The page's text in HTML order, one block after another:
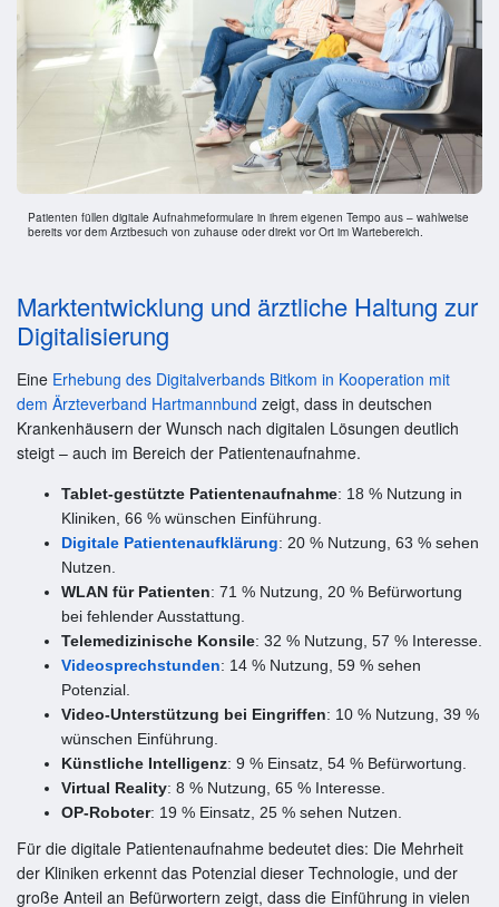
Patienten füllen digitale Aufnahmeformulare in ihrem eigenen Tempo aus – wahlweise
bereits vor dem Arztbesuch von zuhause oder direkt vor Ort im Wartebereich.
Marktentwicklung und ärztliche Haltung zur
Digitalisierung
Eine Erhebung des Digitalverbands Bitkom in Kooperation mit
dem Ärzteverband Hartmannbund zeigt, dass in deutschen
Krankenhäusern der Wunsch nach digitalen Lösungen deutlich
steigt – auch im Bereich der Patientenaufnahme.
Tablet-gestützte Patientenaufnahme: 18 % Nutzung in
Kliniken, 66 % wünschen Einführung.
Digitale Patientenaufklärung: 20 % Nutzung, 63 % sehen
Nutzen.
WLAN für Patienten: 71 % Nutzung, 20 % Befürwortung
bei fehlender Ausstattung.
Telemedizinische Konsile: 32 % Nutzung, 57 % Interesse.
Videosprechstunden: 14 % Nutzung, 59 % sehen
Potenzial.
Video-Unterstützung bei Eingriffen: 10 % Nutzung, 39 %
wünschen Einführung.
Künstliche Intelligenz: 9 % Einsatz, 54 % Befürwortung.
Virtual Reality: 8 % Nutzung, 65 % Interesse.
OP-Roboter: 19 % Einsatz, 25 % sehen Nutzen.
Für die digitale Patientenaufnahme bedeutet dies: Die Mehrheit
der Kliniken erkennt das Potenzial dieser Technologie, und der
große Anteil an Befürwortern zeigt, dass die Einführung in vielen